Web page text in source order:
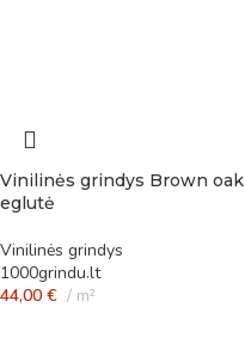
Vinilinės grindys Brown oak
eglutė
Vinilinės grindys
1000grindu.lt
44,00 € m²